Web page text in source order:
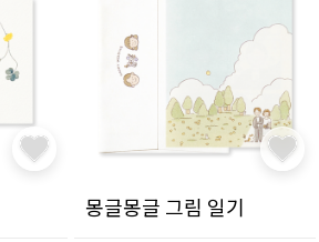
몽글몽글 그림 일기